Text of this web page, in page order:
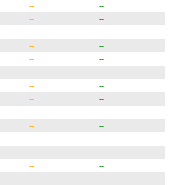
--
--
--
--
--
--
--
--
--
--
--
--
--
--
--
--
--
--
--
--
--
--
--
--
--
--
--
--